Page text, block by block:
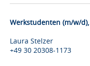
Werkstudenten (m/w/
Laura Stelzer
+49 30 20308-1173